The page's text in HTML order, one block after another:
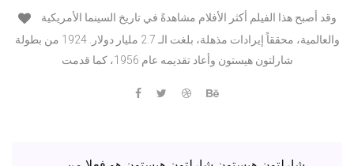
والعالمية، محققاً إيرادات مذهلة، بلغت الـ 2.7 مليار دولار. 1924 من بطولة
شارلتون هيستون وأعاد تقديمه عام 1956، كما قدمت